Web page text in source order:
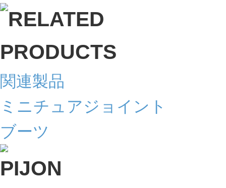
関連製品
ミニチュアジョイント
ブーツ